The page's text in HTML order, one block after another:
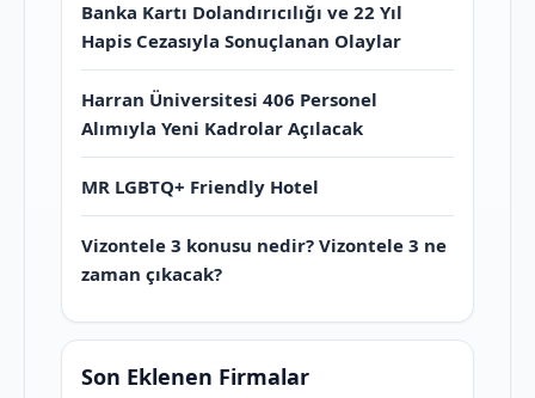
Banka Kartı Dolandırıcılığı ve 22 Yıl
Hapis Cezasıyla Sonuçlanan Olaylar
Harran Üniversitesi 406 Personel
Alımıyla Yeni Kadrolar Açılacak
MR LGBTQ+ Friendly Hotel
Vizontele 3 konusu nedir? Vizontele 3 ne
zaman çıkacak?
Son Eklenen Firmalar